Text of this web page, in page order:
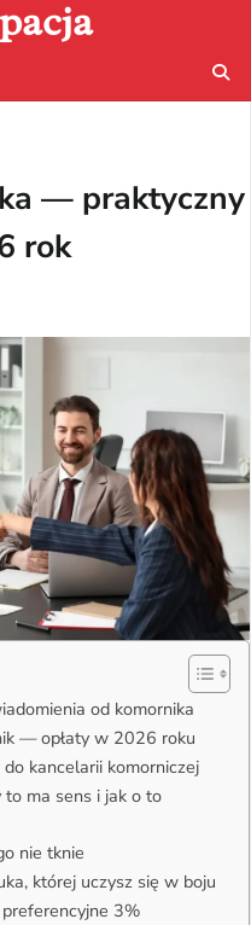
— praktyczny
rok
od komornika
— opłaty w 2026 roku
kancelarii komorniczej
to ma sens i jak o to
nie tknie
której uczysz się w boju
3%